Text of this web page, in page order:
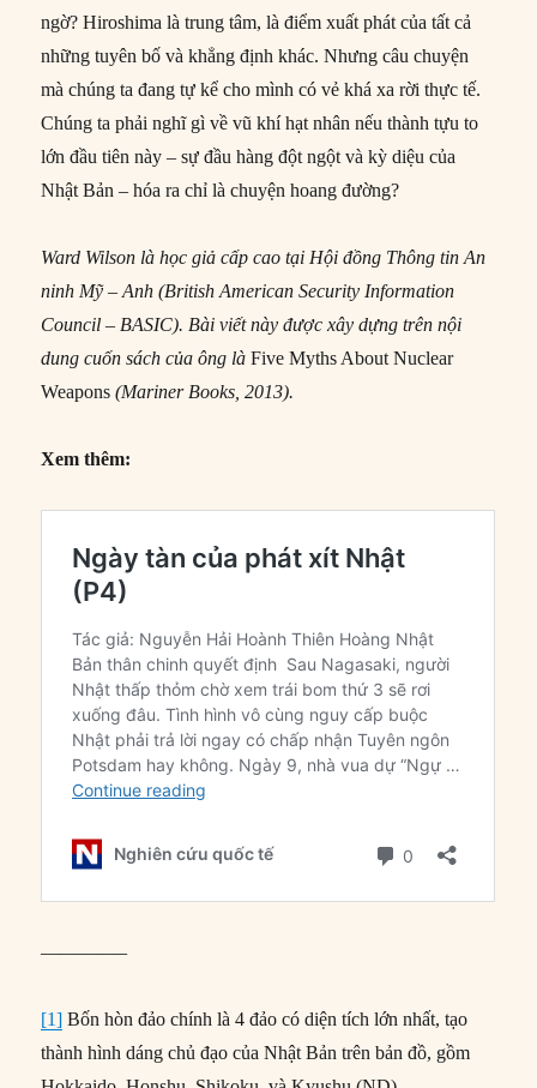
ngờ? Hiroshima là trung tâm, là điểm xuất phát của tất cả
những tuyên bố và khẳng định khác. Nhưng câu chuyện
mà chúng ta đang tự kể cho mình có vẻ khá xa rời thực tế.
Chúng ta phải nghĩ gì về vũ khí hạt nhân nếu thành tựu to
lớn đầu tiên này – sự đầu hàng đột ngột và kỳ diệu của
Nhật Bản – hóa ra chỉ là chuyện hoang đường?
Ward Wilson là học giả cấp cao tại Hội đồng Thông tin An
ninh Mỹ – Anh (British American Security Information
Council – BASIC). Bài viết này được xây dựng trên nội
dung cuốn sách của ông làFive Myths About Nuclear
Weapons (Mariner Books, 2013).
Xem thêm:
————–
[1] Bốn hòn đảo chính là 4 đảo có diện tích lớn nhất, tạo
thành hình dáng chủ đạo của Nhật Bản trên bản đồ, gồm